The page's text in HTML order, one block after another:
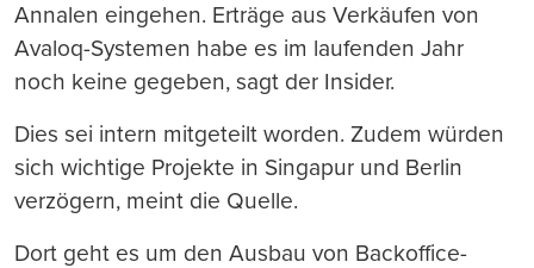
Annalen eingehen. Erträge aus Verkäufen von
Avaloq-Systemen habe es im laufenden Jahr
noch keine gegeben, sagt der Insider.
Dies sei intern mitgeteilt worden. Zudem würden
sich wichtige Projekte in Singapur und Berlin
verzögern, meint die Quelle.
Dort geht es um den Ausbau von Backoffice-